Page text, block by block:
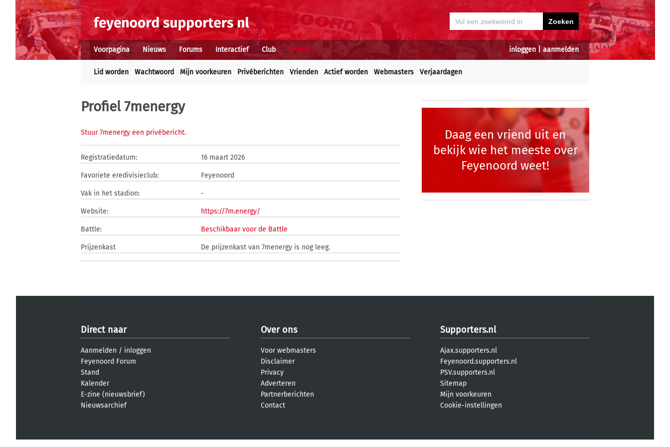
inloggen aanmelden
Voorpagina Nieuws Forums Interactief Club Profiel
Lid worden Wachtwoord Mijn voorkeuren Privéberichten Vrienden Actief worden Webmasters Verjaardagen
Profiel 7menergy
Stuur 7menergy een privébericht.
Registratiedatum: 16 maart 2026
Favoriete eredivisieclub: Feyenoord
Vak in het stadion: -
Website: https://7m.energy/
Battle: Beschikbaar voor de Battle
Prijzenkast De prijzenkast van 7menergy is nog leeg.
Daag een vriend uit en
bekijk wie het meeste over
Feyenoord weet!
Direct naar
Aanmelden / inloggen
Feyenoord Forum
Stand
Kalender
E-zine (nieuwsbrief)
Nieuwsarchief
Over ons
Voor webmasters
Disclaimer
Privacy
Adverteren
Partnerberichten
Contact
Supporters.nl
Ajax.supporters.nl
Feyenoord.supporters.nl
PSV.supporters.nl
Sitemap
Mijn voorkeuren
Cookie-instellingen